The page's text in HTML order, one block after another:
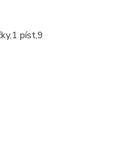
píst,9